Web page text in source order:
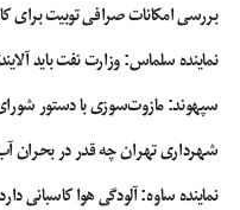
بررسی امکانات صرافی توبیت برای
نماینده سلماس: وزارت نفت باید
سپهوند:‌ مازوت‌سوزی با دستور
شهرداری تهران چه قدر در بحران
نماینده ساوه: آلودگی هوا کاسبانی دارد